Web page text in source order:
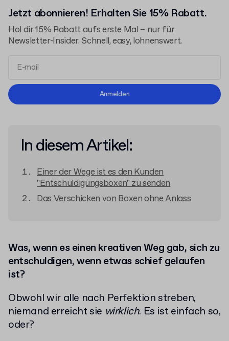
Jetzt abonnieren! Erhalten Sie 15% Rabatt.
Hol dir 15% Rabatt aufs erste Mal – nur für
Newsletter-Insider. Schnell, easy, lohnenswert.
Allgemeinen Geschäftsbedingungen
Anmelden
In diesem Artikel:
Einer der Wege ist es den Kunden
"Entschuldigungsboxen" zu senden
Das Verschicken von Boxen ohne Anlass
Was, wenn es einen kreativen Weg gab, sich zu
entschuldigen, wenn etwas schief gelaufen
ist?
Obwohl wir alle nach Perfektion streben,
niemand erreicht sie wirklich. Es ist einfach so,
oder?